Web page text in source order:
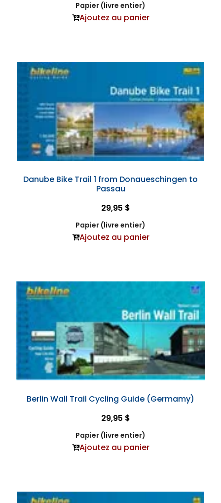
Papier (livre entier)
Ajoutez au panier
Danube Bike Trail 1 from Donaueschingen to
Passau
29,95 $
Papier (livre entier)
Ajoutez au panier
Berlin Wall Trail Cycling Guide (Germamy)
29,95 $
Papier (livre entier)
Ajoutez au panier